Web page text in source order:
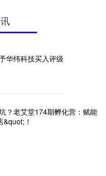
华纬科技买入评级
？老艾堂174期孵化营：赋能
！